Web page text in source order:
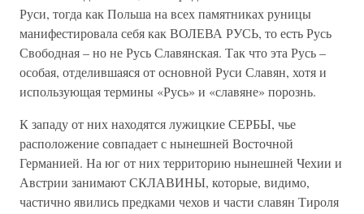
Руси, тогда как Польша на всех памятниках руницы
манифестировала себя как ВОЛЕВА РУСЬ, то есть Русь
Свободная – но не Русь Славянская. Так что эта Русь –
особая, отделившаяся от основной Руси Славян, хотя и
использующая термины «Русь» и «славяне» порознь.
К западу от них находятся лужицкие СЕРБЫ, чье
расположение совпадает с нынешней Восточной
Германией. На юг от них территорию нынешней Чехии и
Австрии занимают СКЛАВИНЫ, которые, видимо,
частично явились предками чехов и части славян Тироля